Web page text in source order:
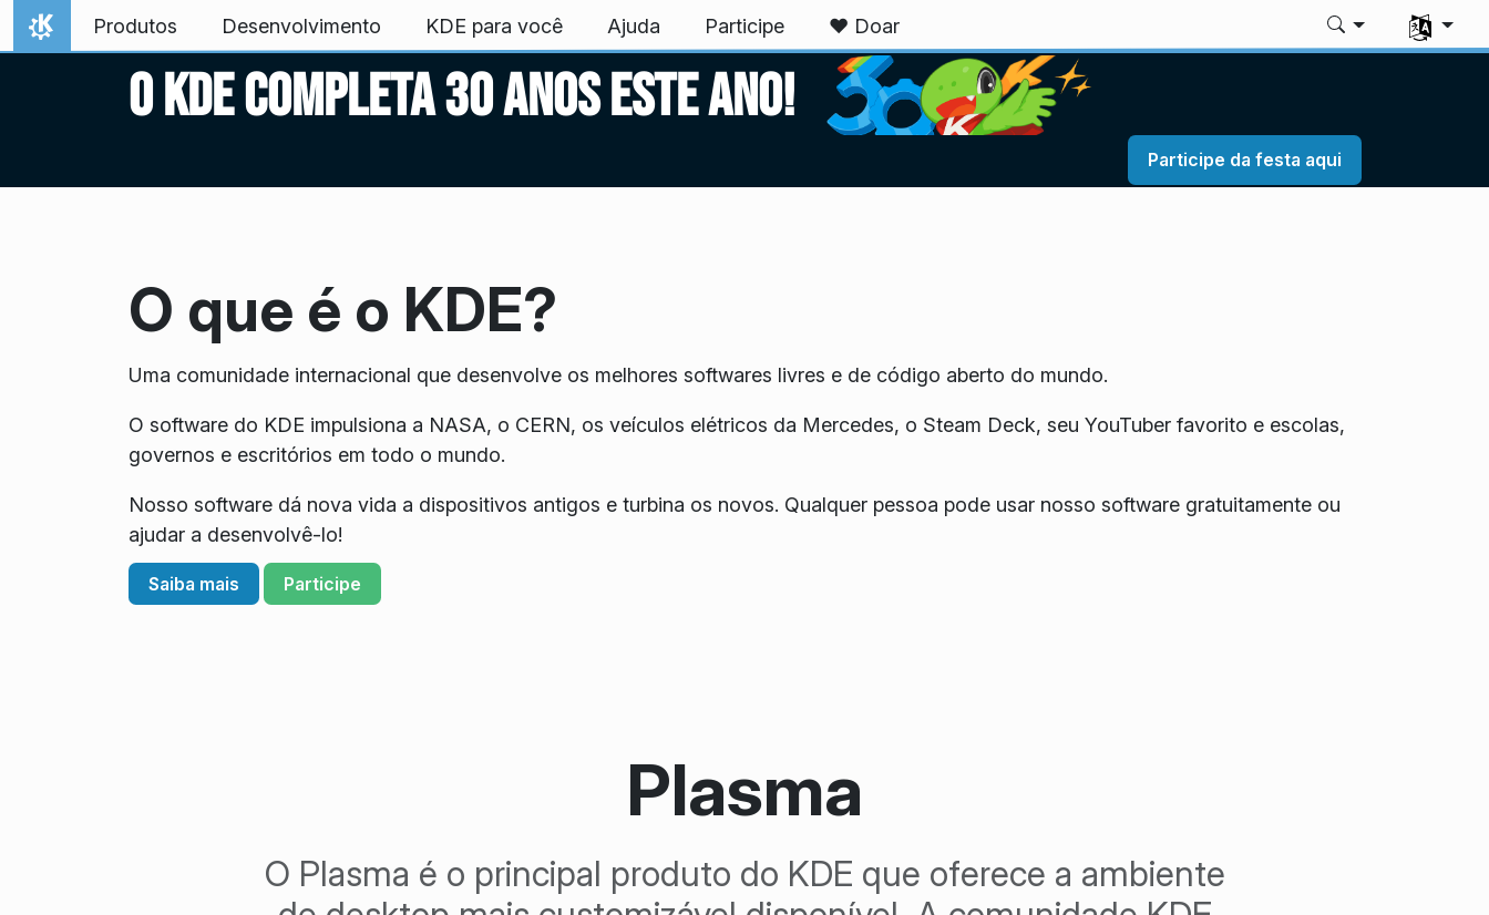
Ir para o conteúdo
Início
Produtos Desenvolvimento KDE para você Ajuda Participe ❤️ Doar
Selecione
O KDE completa 30 anos este ano!
Participe da festa aqui
O que é o KDE?
Uma comunidade internacional que desenvolve os melhores softwares livres e de código aberto do mundo.
O software do KDE impulsiona a NASA, o CERN, os veículos elétricos da Mercedes, o Steam Deck, seu YouTuber favorito e escolas,
governos e escritórios em todo o mundo.
Nosso software dá nova vida a dispositivos antigos e turbina os novos. Qualquer pessoa pode usar nosso software gratuitamente ou
ajudar a desenvolvê-lo!
Saiba mais Participe
Plasma
O Plasma é o principal produto do KDE que oferece a ambiente